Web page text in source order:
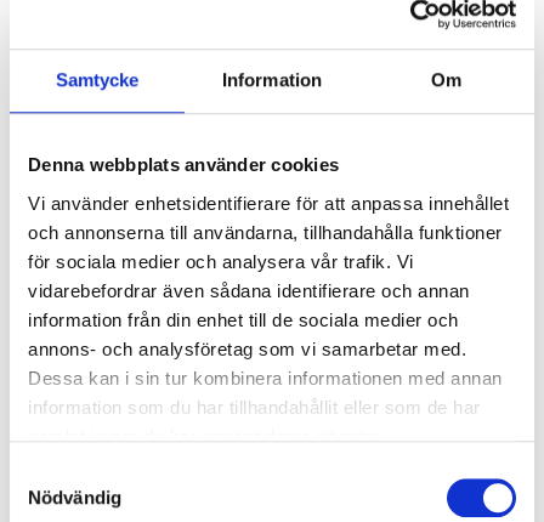
Samtycke Information Om
Denna webbplats använder cookies
Vi använder enhetsidentifierare för att anpassa innehållet
och annonserna till användarna, tillhandahålla funktioner
för sociala medier och analysera vår trafik. Vi
vidarebefordrar även sådana identifierare och annan
information från din enhet till de sociala medier och
annons- och analysföretag som vi samarbetar med.
Dessa kan i sin tur kombinera informationen med annan
information som du har tillhandahållit eller som de har
Nödvändig
Ekenäs